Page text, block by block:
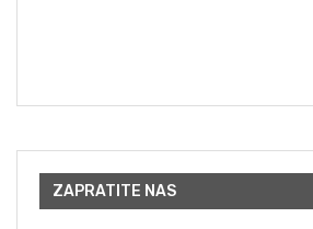
ZAPRATITE NAS